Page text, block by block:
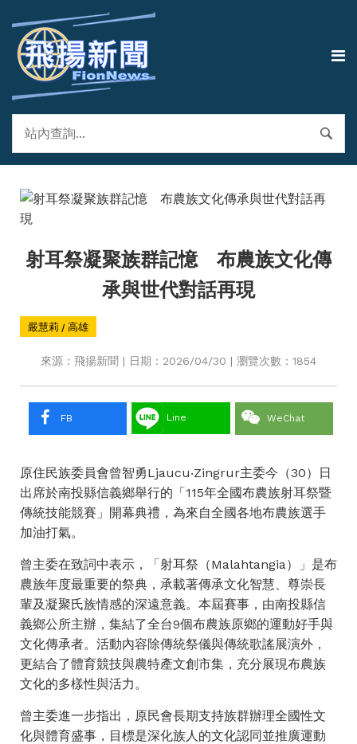
射耳祭凝聚族群記憶 布農族文化傳
承與世代對話再現
嚴慧莉 / 高雄
來源：飛揚新聞 | 日期：2026/04/30 | 瀏覽次數：1854
FB Line WeChat
原住民族委員會曾智勇Ljaucu‧Zingrur主委今（30）日
出席於南投縣信義鄉舉行的「115年全國布農族射耳祭暨
傳統技能競賽」開幕典禮，為來自全國各地布農族選手
加油打氣。
曾主委在致詞中表示，「射耳祭（Malahtangia）」是布
農族年度最重要的祭典，承載著傳承文化智慧、尊崇長
輩及凝聚氏族情感的深遠意義。本屆賽事，由南投縣信
義鄉公所主辦，集結了全台9個布農族原鄉的運動好手與
文化傳承者。活動內容除傳統祭儀與傳統歌謠展演外，
更結合了體育競技與農特產文創市集，充分展現布農族
文化的多樣性與活力。
曾主委進一步指出，原民會長期支持族群辦理全國性文
化與體育盛事，目標是深化族人的文化認同並推廣運動